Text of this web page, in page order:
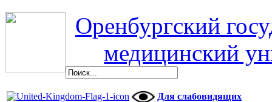
Оренбургский
медицинский
Для слабовидящих